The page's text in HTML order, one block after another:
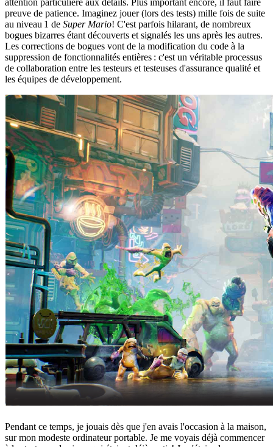
preuve de patience. Imaginez jouer (lors des tests) mille fois de suite
au niveau 1 de Super Mario! C'est parfois hilarant, de nombreux
bogues bizarres étant découverts et signalés les uns après les autres.
Les corrections de bogues vont de la modification du code à la
suppression de fonctionnalités entières : c'est un véritable processus
de collaboration entre les testeurs et testeuses d'assurance qualité et
les équipes de développement.
Pendant ce temps, je jouais dès que j'en avais l'occasion à la maison,
sur mon modeste ordinateur portable. Je me voyais déjà commencer